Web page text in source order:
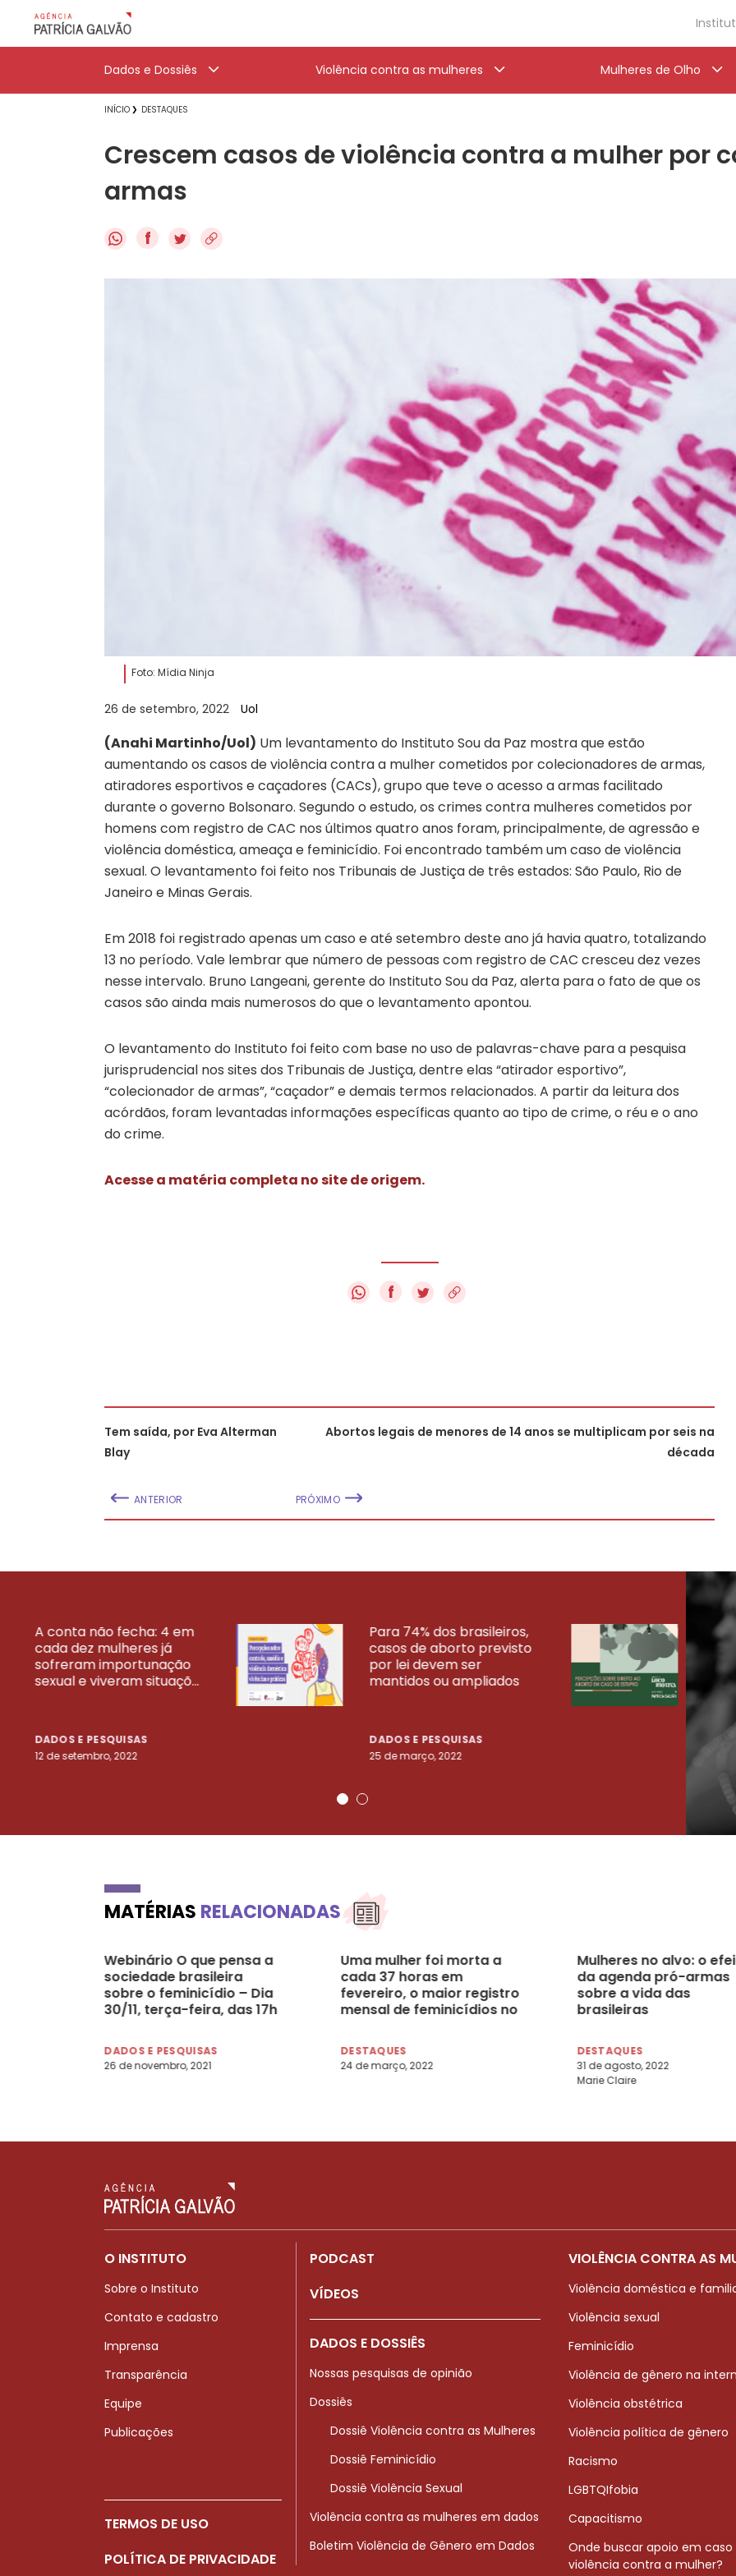
Dados e Dossiês Violência contra as mulheres Mulheres de Olho
INÍCIO DESTAQUES
Crescem casos de violência contra a mulher por
armas
f
Foto: Mídia Ninja
26 de setembro, 2022 Uol
(Anahi Martinho/Uol) Um levantamento do Instituto Sou da Paz mostra que estão
aumentando os casos de violência contra a mulher cometidos por colecionadores de armas,
atiradores esportivos e caçadores (CACs), grupo que teve o acesso a armas facilitado
durante o governo Bolsonaro. Segundo o estudo, os crimes contra mulheres cometidos por
homens com registro de CAC nos últimos quatro anos foram, principalmente, de agressão e
violência doméstica, ameaça e feminicídio. Foi encontrado também um caso de violência
sexual. O levantamento foi feito nos Tribunais de Justiça de três estados: São Paulo, Rio de
Janeiro e Minas Gerais.
Em 2018 foi registrado apenas um caso e até setembro deste ano já havia quatro, totalizando
13 no período. Vale lembrar que número de pessoas com registro de CAC cresceu dez vezes
nesse intervalo. Bruno Langeani, gerente do Instituto Sou da Paz, alerta para o fato de que os
casos são ainda mais numerosos do que o levantamento apontou.
O levantamento do Instituto foi feito com base no uso de palavras-chave para a pesquisa
jurisprudencial nos sites dos Tribunais de Justiça, dentre elas “atirador esportivo”,
“colecionador de armas”, “caçador” e demais termos relacionados. A partir da leitura dos
acórdãos, foram levantadas informações específicas quanto ao tipo de crime, o réu e o ano
do crime.
Acesse a matéria completa no site de origem.
f
Tem saída, por Eva Alterman
Blay
ANTERIOR
Abortos legais de menores de 14 anos se multiplicam por seis na
década
PRÓXIMO
A conta não fecha: 4 em
cada dez mulheres já
sofreram importunação
sexual e viveram situaçõ...
DADOS E PESQUISAS
12 de setembro, 2022
Para 74% dos brasileiros,
casos de aborto previsto
por lei devem ser
mantidos ou ampliados
DADOS E PESQUISAS
25 de março, 2022
23
VEJA MAIS PESQUISAS
MATÉRIAS RELACIONADAS
Webinário O que pensa a
sociedade brasileira
sobre o feminicídio – Dia
30/11, terça-feira, das 17h
DADOS E PESQUISAS
26 de novembro, 2021
Uma mulher foi morta a
cada 37 horas em
fevereiro, o maior registro
mensal de feminicídios no
DESTAQUES
24 de março, 2022
Mulheres no alvo: o
da agenda pró-armas
sobre a vida das
brasileiras
DESTAQUES
31 de agosto, 2022
Marie Claire
O INSTITUTO
Sobre o Instituto
Contato e cadastro
Imprensa
Transparência
Equipe
Publicações
TERMOS DE USO
POLÍTICA DE PRIVACIDADE
PODCAST
VÍDEOS
DADOS E DOSSIÊS
Nossas pesquisas de opinião
Dossiês
Dossiê Violência contra as Mulheres
Dossiê Feminicídio
Dossiê Violência Sexual
Violência contra as mulheres em dados
Boletim Violência de Gênero em Dados
VIOLÊNCIA CONTRA AS
Violência doméstica e
Violência sexual
Feminicídio
Violência de gênero na
Violência obstétrica
Violência política de gênero
Racismo
LGBTQIfobia
Capacitismo
Onde buscar apoio em caso
violência contra a mulher?